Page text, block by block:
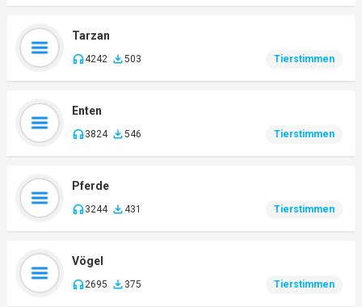
Tarzan
4242 503 Tierstimmen
Enten
3824 546 Tierstimmen
Pferde
3244 431 Tierstimmen
Vögel
2695 375 Tierstimmen